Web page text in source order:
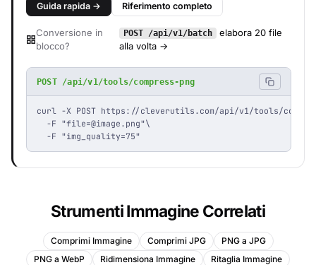
Guida rapida → Riferimento completo
Conversione in
blocco?
POST /api/v1/batch
elabora 20 file
alla volta →
POST /api/v1/tools/compress-png
curl -X POST https://cleverutils.com/api/v1/tools/
  -F "
file=@image.png"\
  -F "img_quality=75"
Strumenti Immagine Correlati
Comprimi Immagine Comprimi JPG
PNG a JPG
PNG a WebP
Ridimensiona Immagine Ritaglia Immagine